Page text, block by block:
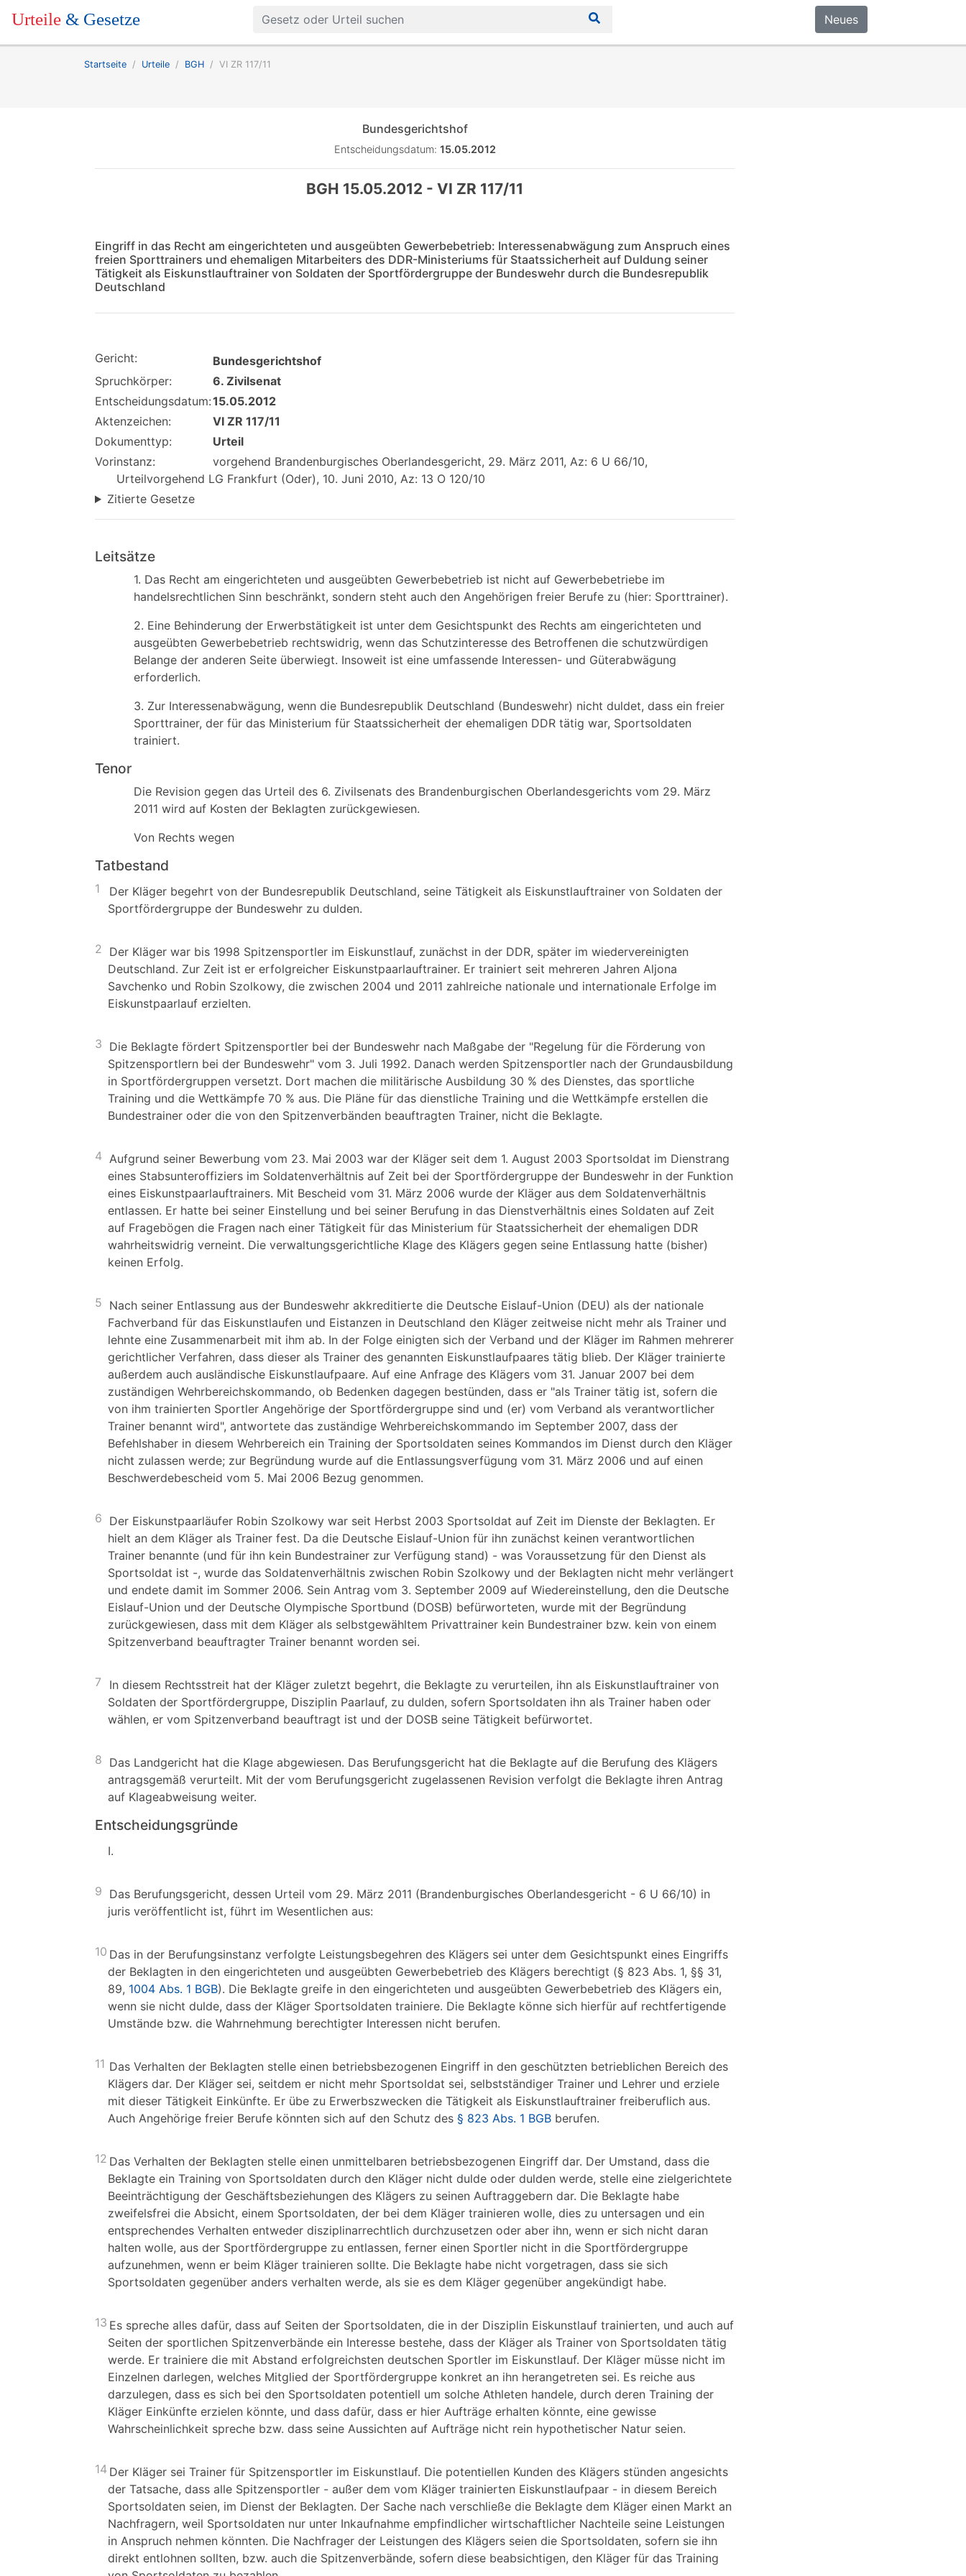
Urteile & Gesetze Neues
Startseite Urteile BGH VI ZR 117/11
Bundesgerichtshof
Entscheidungsdatum: 15.05.2012
BGH 15.05.2012 - VI ZR 117/11
Eingriff in das Recht am eingerichteten und ausgeübten Gewerbebetrieb: Interessenabwägung zum Anspruch eines
freien Sporttrainers und ehemaligen Mitarbeiters des DDR-Ministeriums für Staatssicherheit auf Duldung seiner
Tätigkeit als Eiskunstlauftrainer von Soldaten der Sportfördergruppe der Bundeswehr durch die Bundesrepublik
Deutschland
Gericht:
Bundesgerichtshof
Spruchkörper:
6. Zivilsenat
Entscheidungsdatum:15.05.2012
Aktenzeichen:
VI ZR 117/11
Dokumenttyp:
Urteil
Vorinstanz:
vorgehend Brandenburgisches Oberlandesgericht, 29. März 2011, Az: 6 U 66/10,
Urteilvorgehend LG Frankfurt (Oder), 10. Juni 2010, Az: 13 O 120/10
Zitierte Gesetze
Leitsätze
1. Das Recht am eingerichteten und ausgeübten Gewerbebetrieb ist nicht auf Gewerbebetriebe im
handelsrechtlichen Sinn beschränkt, sondern steht auch den Angehörigen freier Berufe zu (hier: Sporttrainer).
2. Eine Behinderung der Erwerbstätigkeit ist unter dem Gesichtspunkt des Rechts am eingerichteten und
ausgeübten Gewerbebetrieb rechtswidrig, wenn das Schutzinteresse des Betroffenen die schutzwürdigen
Belange der anderen Seite überwiegt. Insoweit ist eine umfassende Interessen- und Güterabwägung
erforderlich.
3. Zur Interessenabwägung, wenn die Bundesrepublik Deutschland (Bundeswehr) nicht duldet, dass ein freier
Sporttrainer, der für das Ministerium für Staatssicherheit der ehemaligen DDR tätig war, Sportsoldaten
trainiert.
Tenor
Die Revision gegen das Urteil des 6. Zivilsenats des Brandenburgischen Oberlandesgerichts vom 29. März
2011 wird auf Kosten der Beklagten zurückgewiesen.
Von Rechts wegen
Tatbestand
1
Der Kläger begehrt von der Bundesrepublik Deutschland, seine Tätigkeit als Eiskunstlauftrainer von Soldaten der
Sportfördergruppe der Bundeswehr zu dulden.
2 Der Kläger war bis 1998 Spitzensportler im Eiskunstlauf, zunächst in der DDR, später im wiedervereinigten
Deutschland. Zur Zeit ist er erfolgreicher Eiskunstpaarlauftrainer. Er trainiert seit mehreren Jahren Aljona
Savchenko und Robin Szolkowy, die zwischen 2004 und 2011 zahlreiche nationale und internationale Erfolge im
Eiskunstpaarlauf erzielten.
3 Die Beklagte fördert Spitzensportler bei der Bundeswehr nach Maßgabe der "Regelung für die Förderung von
Spitzensportlern bei der Bundeswehr" vom 3. Juli 1992. Danach werden Spitzensportler nach der Grundausbildung
in Sportfördergruppen versetzt. Dort machen die militärische Ausbildung 30 % des Dienstes, das sportliche
Training und die Wettkämpfe 70 % aus. Die Pläne für das dienstliche Training und die Wettkämpfe erstellen die
Bundestrainer oder die von den Spitzenverbänden beauftragten Trainer, nicht die Beklagte.
4 Aufgrund seiner Bewerbung vom 23. Mai 2003 war der Kläger seit dem 1. August 2003 Sportsoldat im Dienstrang
eines Stabsunteroffiziers im Soldatenverhältnis auf Zeit bei der Sportfördergruppe der Bundeswehr in der Funktion
eines Eiskunstpaarlauftrainers. Mit Bescheid vom 31. März 2006 wurde der Kläger aus dem Soldatenverhältnis
entlassen. Er hatte bei seiner Einstellung und bei seiner Berufung in das Dienstverhältnis eines Soldaten auf Zeit
auf Fragebögen die Fragen nach einer Tätigkeit für das Ministerium für Staatssicherheit der ehemaligen DDR
wahrheitswidrig verneint. Die verwaltungsgerichtliche Klage des Klägers gegen seine Entlassung hatte (bisher)
keinen Erfolg.
5 Nach seiner Entlassung aus der Bundeswehr akkreditierte die Deutsche Eislauf-Union (DEU) als der nationale
Fachverband für das Eiskunstlaufen und Eistanzen in Deutschland den Kläger zeitweise nicht mehr als Trainer und
lehnte eine Zusammenarbeit mit ihm ab. In der Folge einigten sich der Verband und der Kläger im Rahmen mehrerer
gerichtlicher Verfahren, dass dieser als Trainer des genannten Eiskunstlaufpaares tätig blieb. Der Kläger trainierte
außerdem auch ausländische Eiskunstlaufpaare. Auf eine Anfrage des Klägers vom 31. Januar 2007 bei dem
zuständigen Wehrbereichskommando, ob Bedenken dagegen bestünden, dass er "als Trainer tätig ist, sofern die
von ihm trainierten Sportler Angehörige der Sportfördergruppe sind und (er) vom Verband als verantwortlicher
Trainer benannt wird", antwortete das zuständige Wehrbereichskommando im September 2007, dass der
Befehlshaber in diesem Wehrbereich ein Training der Sportsoldaten seines Kommandos im Dienst durch den Kläger
nicht zulassen werde; zur Begründung wurde auf die Entlassungsverfügung vom 31. März 2006 und auf einen
Beschwerdebescheid vom 5. Mai 2006 Bezug genommen.
6 Der Eiskunstpaarläufer Robin Szolkowy war seit Herbst 2003 Sportsoldat auf Zeit im Dienste der Beklagten. Er
hielt an dem Kläger als Trainer fest. Da die Deutsche Eislauf-Union für ihn zunächst keinen verantwortlichen
Trainer benannte (und für ihn kein Bundestrainer zur Verfügung stand) - was Voraussetzung für den Dienst als
Sportsoldat ist -, wurde das Soldatenverhältnis zwischen Robin Szolkowy und der Beklagten nicht mehr verlängert
und endete damit im Sommer 2006. Sein Antrag vom 3. September 2009 auf Wiedereinstellung, den die Deutsche
Eislauf-Union und der Deutsche Olympische Sportbund (DOSB) befürworteten, wurde mit der Begründung
zurückgewiesen, dass mit dem Kläger als selbstgewähltem Privattrainer kein Bundestrainer bzw. kein von einem
Spitzenverband beauftragter Trainer benannt worden sei.
7
In diesem Rechtsstreit hat der Kläger zuletzt begehrt, die Beklagte zu verurteilen, ihn als Eiskunstlauftrainer von
Soldaten der Sportfördergruppe, Disziplin Paarlauf, zu dulden, sofern Sportsoldaten ihn als Trainer haben oder
wählen, er vom Spitzenverband beauftragt ist und der DOSB seine Tätigkeit befürwortet.
8 Das Landgericht hat die Klage abgewiesen. Das Berufungsgericht hat die Beklagte auf die Berufung des Klägers
antragsgemäß verurteilt. Mit der vom Berufungsgericht zugelassenen Revision verfolgt die Beklagte ihren Antrag
auf Klageabweisung weiter.
Entscheidungsgründe
I.
9 Das Berufungsgericht, dessen Urteil vom 29. März 2011 (Brandenburgisches Oberlandesgericht - 6 U 66/10) in
juris veröffentlicht ist, führt im Wesentlichen aus:
10 Das in der Berufungsinstanz verfolgte Leistungsbegehren des Klägers sei unter dem Gesichtspunkt eines Eingriffs
der Beklagten in den eingerichteten und ausgeübten Gewerbebetrieb des Klägers berechtigt (§ 823 Abs. 1, §§ 31,
89, 1004 Abs. 1 BGB). Die Beklagte greife in den eingerichteten und ausgeübten Gewerbebetrieb des Klägers ein,
wenn sie nicht dulde, dass der Kläger Sportsoldaten trainiere. Die Beklagte könne sich hierfür auf rechtfertigende
Umstände bzw. die Wahrnehmung berechtigter Interessen nicht berufen.
11 Das Verhalten der Beklagten stelle einen betriebsbezogenen Eingriff in den geschützten betrieblichen Bereich des
Klägers dar. Der Kläger sei, seitdem er nicht mehr Sportsoldat sei, selbstständiger Trainer und Lehrer und erziele
mit dieser Tätigkeit Einkünfte. Er übe zu Erwerbszwecken die Tätigkeit als Eiskunstlauftrainer freiberuflich aus.
Auch Angehörige freier Berufe könnten sich auf den Schutz des § 823 Abs. 1 BGB berufen.
12 Das Verhalten der Beklagten stelle einen unmittelbaren betriebsbezogenen Eingriff dar. Der Umstand, dass die
Beklagte ein Training von Sportsoldaten durch den Kläger nicht dulde oder dulden werde, stelle eine zielgerichtete
Beeinträchtigung der Geschäftsbeziehungen des Klägers zu seinen Auftraggebern dar. Die Beklagte habe
zweifelsfrei die Absicht, einem Sportsoldaten, der bei dem Kläger trainieren wolle, dies zu untersagen und ein
entsprechendes Verhalten entweder disziplinarrechtlich durchzusetzen oder aber ihn, wenn er sich nicht daran
halten wolle, aus der Sportfördergruppe zu entlassen, ferner einen Sportler nicht in die Sportfördergruppe
aufzunehmen, wenn er beim Kläger trainieren sollte. Die Beklagte habe nicht vorgetragen, dass sie sich
Sportsoldaten gegenüber anders verhalten werde, als sie es dem Kläger gegenüber angekündigt habe.
13 Es spreche alles dafür, dass auf Seiten der Sportsoldaten, die in der Disziplin Eiskunstlauf trainierten, und auch auf
Seiten der sportlichen Spitzenverbände ein Interesse bestehe, dass der Kläger als Trainer von Sportsoldaten tätig
werde. Er trainiere die mit Abstand erfolgreichsten deutschen Sportler im Eiskunstlauf. Der Kläger müsse nicht im
Einzelnen darlegen, welches Mitglied der Sportfördergruppe konkret an ihn herangetreten sei. Es reiche aus
darzulegen, dass es sich bei den Sportsoldaten potentiell um solche Athleten handele, durch deren Training der
Kläger Einkünfte erzielen könnte, und dass dafür, dass er hier Aufträge erhalten könnte, eine gewisse
Wahrscheinlichkeit spreche bzw. dass seine Aussichten auf Aufträge nicht rein hypothetischer Natur seien.
14 Der Kläger sei Trainer für Spitzensportler im Eiskunstlauf. Die potentiellen Kunden des Klägers stünden angesichts
der Tatsache, dass alle Spitzensportler - außer dem vom Kläger trainierten Eiskunstlaufpaar - in diesem Bereich
Sportsoldaten seien, im Dienst der Beklagten. Der Sache nach verschließe die Beklagte dem Kläger einen Markt an
Nachfragern, weil Sportsoldaten nur unter Inkaufnahme empfindlicher wirtschaftlicher Nachteile seine Leistungen
in Anspruch nehmen könnten. Die Nachfrager der Leistungen des Klägers seien die Sportsoldaten, sofern sie ihn
direkt entlohnen sollten, bzw. auch die Spitzenverbände, sofern diese beabsichtigen, den Kläger für das Training